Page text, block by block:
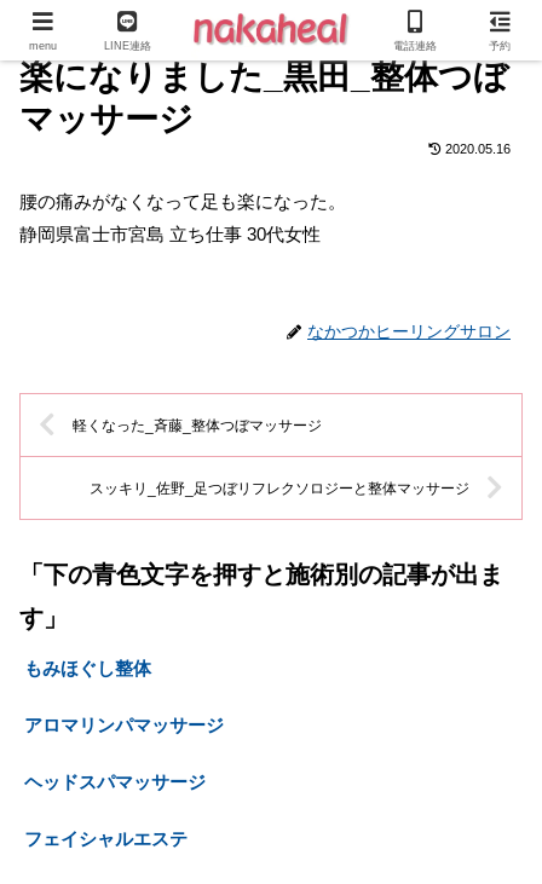
楽になりました_黒田_整体つぼ
マッサージ
2020.05.16
腰の痛みがなくなって足も楽になった。
静岡県富士市宮島 立ち仕事 30代女性
なかつかヒーリングサロン
軽くなった_斉藤_整体つぼマッサージ
スッキリ_佐野_足つぼリフレクソロジーと整体マッサージ
「下の青色文字を押すと施術別の記事が出ま
す」
もみほぐし整体
アロマリンパマッサージ
ヘッドスパマッサージ
フェイシャルエステ
menu LINE連絡 電話連絡 予約